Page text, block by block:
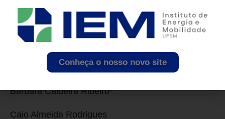
Adriana Coelho Vieira*
Alessandro Luiz Batschauer
Anderson Aparecido Dionizio*
Bárbara Caldeira Ribeiro*
Caio Almeida Rodrigues
Conheça o nosso novo site